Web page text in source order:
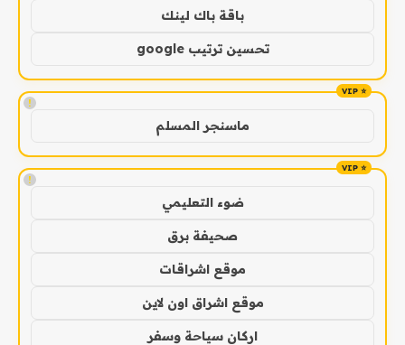
باقة باك لينك
تحسين ترتيب google
!
ماسنجر المسلم
!
ضوء التعليمي
صحيفة برق
موقع اشراقات
موقع اشراق اون لاين
اركان سياحة وسفر